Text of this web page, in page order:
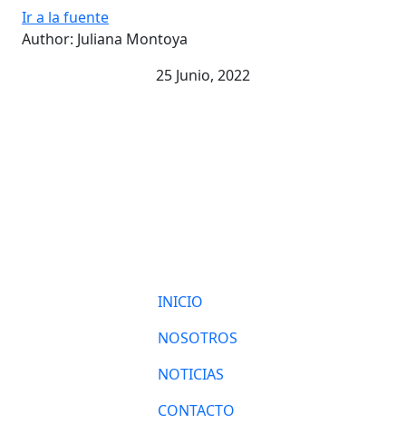
Ir a la fuente
Author: Juliana Montoya
25 Junio, 2022
INICIO
NOSOTROS
NOTICIAS
CONTACTO